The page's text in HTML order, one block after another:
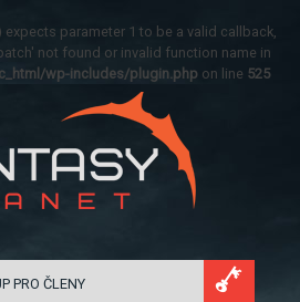
expects parameter 1 to be a valid callback,
not found or invalid function name in
wp-includes/plugin.php on line 525
PRO ČLENY